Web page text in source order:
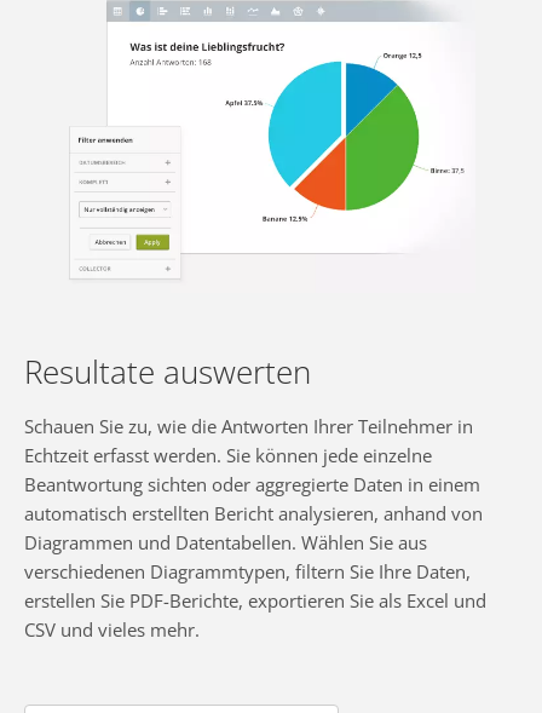
Resultate auswerten
Schauen Sie zu, wie die Antworten Ihrer Teilnehmer in
Echtzeit erfasst werden. Sie können jede einzelne
Beantwortung sichten oder aggregierte Daten in einem
automatisch erstellten Bericht analysieren, anhand von
Diagrammen und Datentabellen. Wählen Sie aus
verschiedenen Diagrammtypen, filtern Sie Ihre Daten,
erstellen Sie PDF-Berichte, exportieren Sie als Excel und
CSV und vieles mehr.